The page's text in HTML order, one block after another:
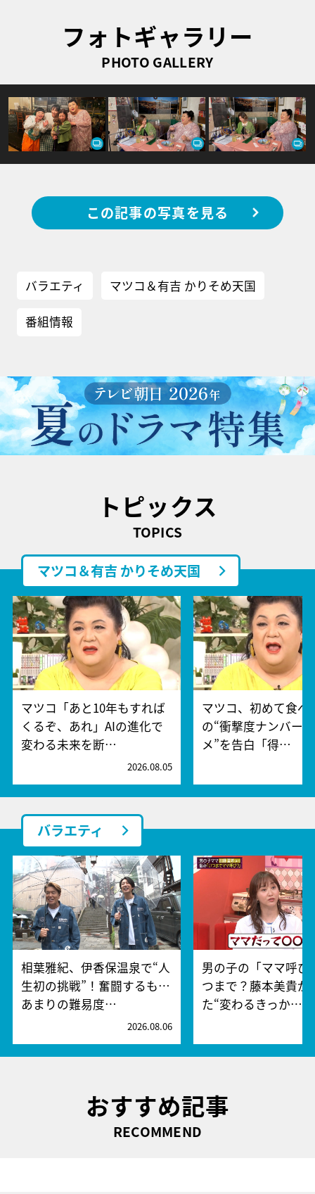
フォトギャラリー
PHOTO GALLERY
この記事の写真を見る
バラエティ マツコ＆有吉 かりそめ天国
番組情報
トピックス
TOPICS
マツコ＆有吉 かりそめ天国
マツコ「あと10年もすれば
くるぞ、あれ」AIの進化で
変わる未来を断…
2026.08.05
マツコ、初めて食べ
の“衝撃度ナンバー
メ”を告白「得…
バラエティ
相葉雅紀、伊香保温泉で“人
生初の挑戦”！奮闘するも…
あまりの難易度…
2026.08.06
男の子の「ママ呼び
つまで？藤本美貴が
た“変わるきっか…
おすすめ記事
RECOMMEND